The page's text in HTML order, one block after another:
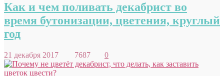
Как и чем поливать декабрист во
время бутонизации, цветения, круглый
год
21 декабря 2017 7687 0